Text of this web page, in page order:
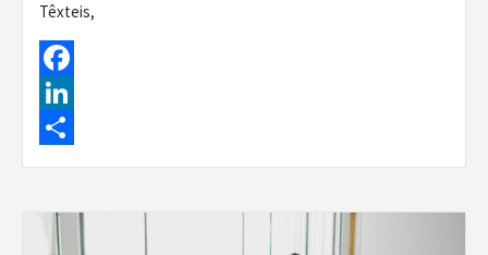
Têxteis,
Facebook
LinkedIn
Share